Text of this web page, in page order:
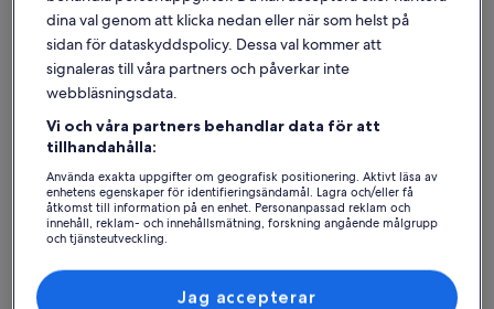
Ferniehurst Semesterboenden nära Mount Stewart
Om du vill bo i närheten av Mount Stewart kan du utforska vårt
perfekt för din resa. Oavsett om du bor på ett av våra
semesterboenden med barnen eller med dina vänner kan du dra
nytta av de bästa bekvämligheterna för att trivas med dem du gillar
bäst, till exempel en bubbelpool och en trädgård. Vad du än längtar
efter kan du hitta ett boende som uppfyller allas behov, inklusive
alternativ som är tillgänglighetsanpassade eller rökfria.
dina val genom att klicka nedan eller när som helst på
sidan för dataskyddspolicy. Dessa val kommer att
signaleras till våra partners och påverkar inte
webbläsningsdata.
Vi och våra partners behandlar data för att
tillhandahålla:
Använda exakta uppgifter om geografisk positionering. Aktivt läsa av
enhetens egenskaper för identifieringsändamål. Lagra och/eller få
åtkomst till information på en enhet. Personanpassad reklam och
innehåll, reklam- och innehållsmätning, forskning angående målgrupp
och tjänsteutveckling.
Jag accepterar